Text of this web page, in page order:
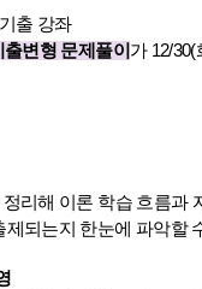
출 강좌
변형 문제풀이 가 12/
리해 이론 학습 흐름과
되는지 한눈에 파악할